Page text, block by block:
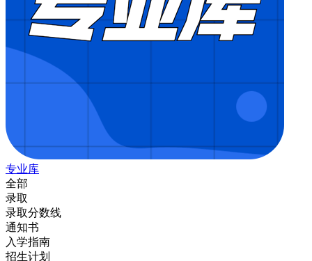
专业库
全部
录取
录取分数线
通知书
入学指南
招生计划